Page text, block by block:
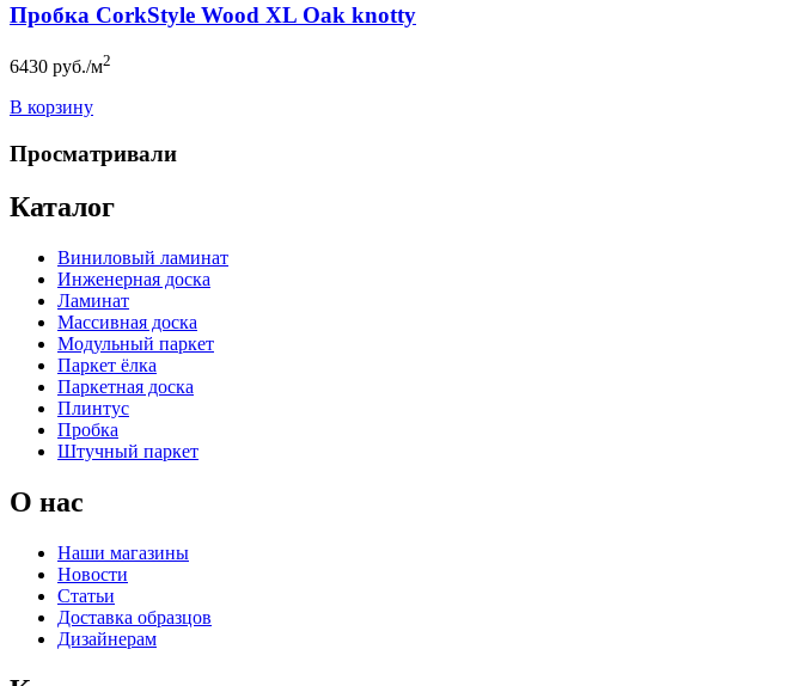
Пробка CorkStyle Wood XL Oak knotty
6430 руб./м2
В корзину
Просматривали
Каталог
Виниловый ламинат
Инженерная доска
Ламинат
Массивная доска
Модульный паркет
Паркет ёлка
Паркетная доска
Плинтус
Пробка
Штучный паркет
О нас
Наши магазины
Новости
Статьи
Доставка образцов
Дизайнерам